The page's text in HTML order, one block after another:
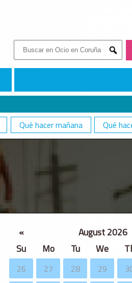
Buscar:
Submit
Qué hacer mañana Qué
« August 2026
Su
Mo Tu We
26 27 28 29